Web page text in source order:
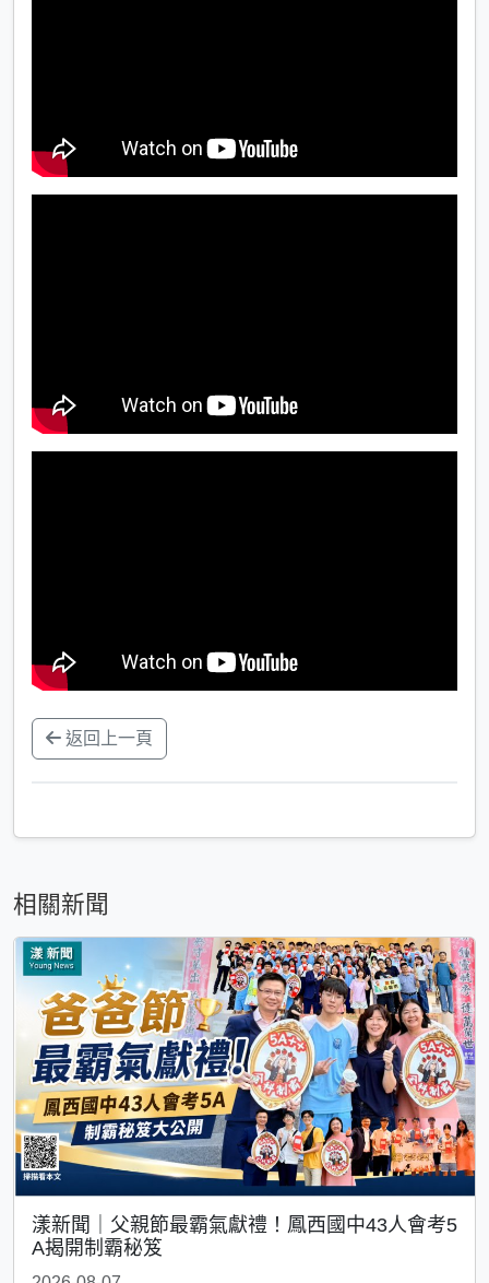
返回上一頁
相關新聞
漾新聞｜父親節最霸氣獻禮！鳳西國中43人會考5
A揭開制霸秘笈